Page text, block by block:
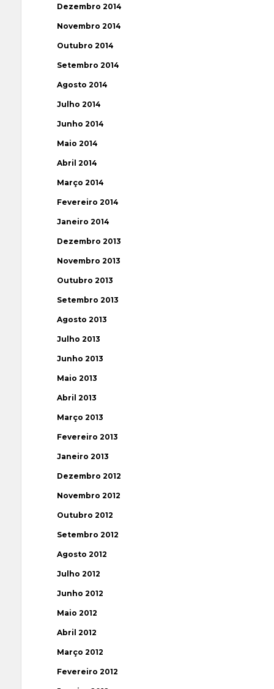
Dezembro 2014
Novembro 2014
Outubro 2014
Setembro 2014
Agosto 2014
Julho 2014
Junho 2014
Maio 2014
Abril 2014
Março 2014
Fevereiro 2014
Janeiro 2014
Dezembro 2013
Novembro 2013
Outubro 2013
Setembro 2013
Agosto 2013
Julho 2013
Junho 2013
Maio 2013
Abril 2013
Março 2013
Fevereiro 2013
Janeiro 2013
Dezembro 2012
Novembro 2012
Outubro 2012
Setembro 2012
Agosto 2012
Julho 2012
Junho 2012
Maio 2012
Abril 2012
Março 2012
Fevereiro 2012